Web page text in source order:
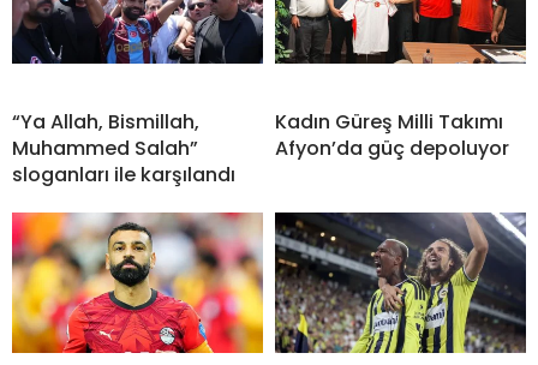
“Ya Allah, Bismillah,
Muhammed Salah”
sloganları ile karşılandı
Kadın Güreş Milli Takımı
Afyon’da güç depoluyor